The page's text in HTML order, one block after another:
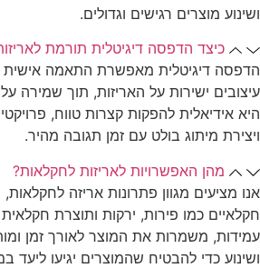
ושינוע מוצרים רגישים וגדולים.
כיצד הדפסה דיגיטלית תורמת
הדפסה דיגיטלית מאפשרת התאמה אישית
עיצובים ישירות על האריזות, תוך שמירה
היא אידיאלית להפקות קצרות טווח,
ויצירת מיתוג בולט עם זמן תגובה מהיר.
מהן האפשרויות לאריזות לחקלאות?
אנו מציעים מגוון פתרונות אריזה
חקלאיים כמו פירות, ירקות ותוצרת
עמידות, משמרות את המוצר לאורך זמן
ושינוע כדי להבטיח שהמוצרים יגיעו ליעד